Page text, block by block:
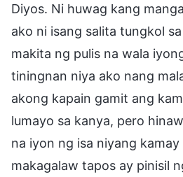
Diyos. Ni huwag kang
ako ni isang salita tungkol
makita ng pulis na wala
tiningnan niya ako nang
akong kapain gamit ang
lumayo sa kanya, pero
na iyon ng isa niyang
makagalaw tapos ay pinisil